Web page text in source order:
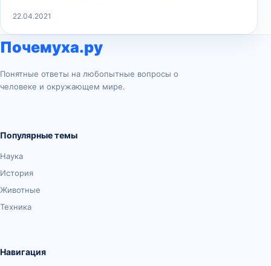
22.04.2021
Почемуха.ру
Понятные ответы на любопытные вопросы о
человеке и окружающем мире.
Популярные темы
Наука
История
Животные
Техника
Навигация